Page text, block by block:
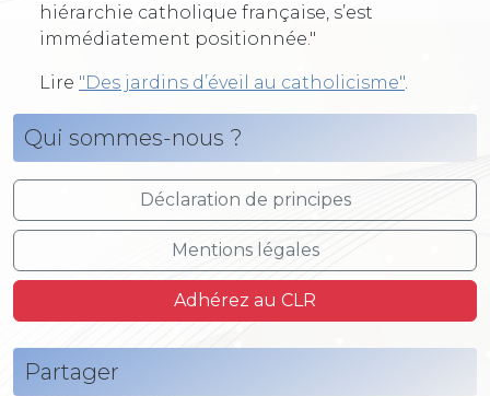
hiérarchie catholique française, s’est
immédiatement positionnée."
Lire "Des jardins d’éveil au catholicisme"
Qui sommes-nous ?
Déclaration de principes
Mentions légales
Adhérez au CLR
Partager